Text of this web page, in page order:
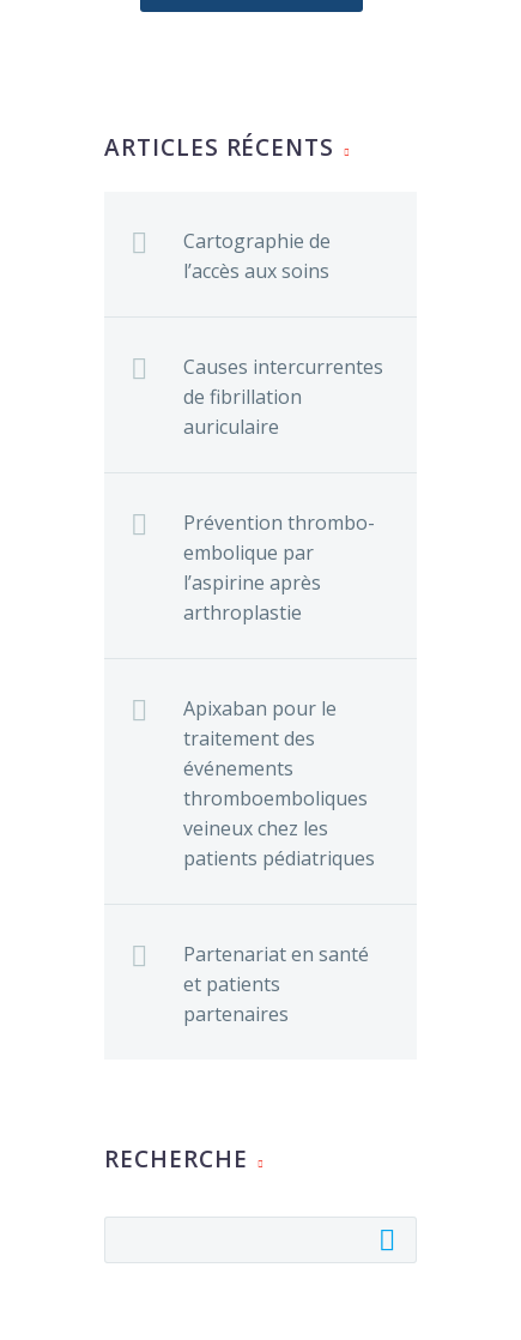
ARTICLES RÉCENTS
Cartographie de
l’accès aux soins
Causes intercurrentes
de fibrillation
auriculaire
Prévention thrombo-
embolique par
l’aspirine après
arthroplastie
Apixaban pour le
traitement des
événements
thromboemboliques
veineux chez les
patients pédiatriques
Partenariat en santé
et patients
partenaires
RECHERCHE